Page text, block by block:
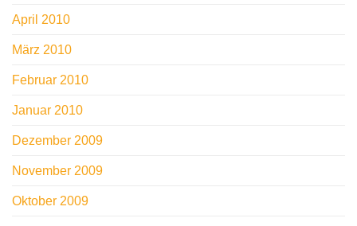
April 2010
März 2010
Februar 2010
Januar 2010
Dezember 2009
November 2009
Oktober 2009